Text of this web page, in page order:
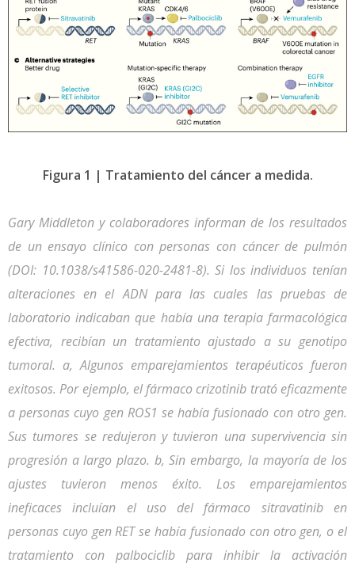
Figura 1 | Tratamiento del cáncer a medida.
Gary Middleton y colaboradores informan de los resultados
de un ensayo clínico con personas con cáncer de pulmón
(DOI: 10.1038/s41586-020-2481-8). Si los individuos tenían
alteraciones en el ADN para las cuales las pruebas de
laboratorio indicaban que había una terapia farmacológica
efectiva, recibían un tratamiento ajustado a su genotipo
tumoral. a, Algunos emparejamientos terapéuticos fueron
exitosos. Por ejemplo, el fármaco crizotinib trató eficazmente
a personas cuyo gen ROS1 se había fusionado con otro gen.
Sus tumores se redujeron y tuvieron una supervivencia sin
progresión a largo plazo. b, Sin embargo, la mayoría de los
ajustes tuvieron menos éxito. Los emparejamientos
ineficaces incluían el uso del fármaco sitravatinib en
personas cuyo gen RET se había fusionado con otro gen, o el
tratamiento con palbociclib para inhibir la activación